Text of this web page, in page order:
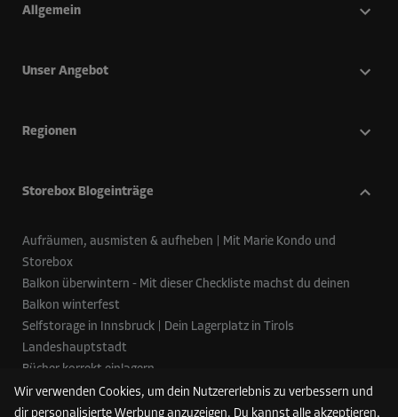
Wir verwenden Cookies, um dein Nutzererlebnis zu verbessern und
dir personalisierte Werbung anzuzeigen. Du kannst alle akzeptieren,
Allgemein
Unser Angebot
Regionen
Storebox Blogeinträge
Aufräumen, ausmisten & aufheben | Mit Marie Kondo und
Storebox
Balkon überwintern - Mit dieser Checkliste machst du deinen
Balkon winterfest
Selfstorage in Innsbruck | Dein Lagerplatz in Tirols
Landeshauptstadt
Bücher korrekt einlagern
Die richtige Lagerraumgröße berechnen